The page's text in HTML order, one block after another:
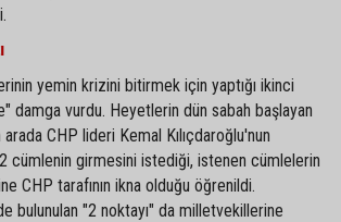
yemin krizini bitirmek için yaptığı ikinci
damga vurdu. Heyetlerin dün sabah başlayan
CHP lideri Kemal Kılıçdaroğlu'nun
cümlenin girmesini istediği, istenen cümlelerin
CHP tarafının ikna olduğu öğrenildi.
bulunulan "2 noktayı" da milletvekillerine